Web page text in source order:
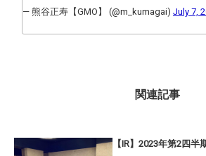
— 熊谷正寿【GMO】 (@m_kumagai) July 7,
関連記事
【IR】2023年第2四半